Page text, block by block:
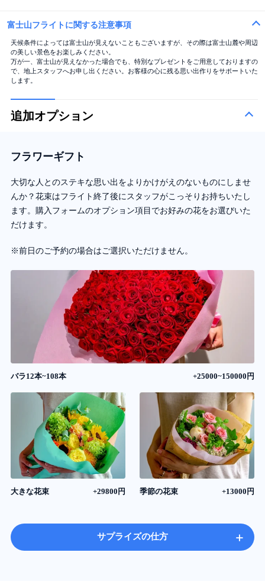
富士山フライトに関する注意事項
天候条件によっては富士山が見えないこともございますが、その際は富士山麓や周辺
の美しい景色をお楽しみください。
万が一、富士山が見えなかった場合でも、特別なプレゼントをご用意しておりますの
で、地上スタッフへお申し出ください。お客様の心に残る思い出作りをサポートいた
します。
追加オプション
フラワーギフト
大切な人とのステキな思い出をよりかけがえのないものにしませ
んか？花束はフライト終了後にスタッフがこっそりお持ちいたし
ます。購入フォームのオプション項目でお好みの花をお選びいた
だけます。
※前日のご予約の場合はご選択いただけません。
バラ12本~108本 +25000~150000円
大きな花束 +29800円 季節の花束 +13000円
サプライズの仕方 +